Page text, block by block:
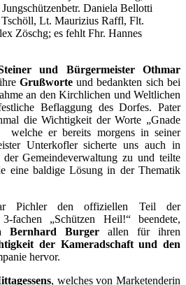
Daniela Bellotti
Tschöll, Lt. Maurizius Raffl, Flt.
Zöschg; es fehlt Fhr. Hannes
und Bürgermeister Othmar
Grußworteund bedankten sich bei
an den Kirchlichen und Weltlichen
Beflaggung des Dorfes. Pater
die Wichtigkeit der Worte „Gnade
er bereits morgens in seiner
Unterkofler sicherte uns auch in
Gemeindeverwaltung zu und teilte
eine baldige Lösung in der Thematik
Pichler den offiziellen Teil der
fachen „Schützen Heil!“ beendete,
Bernhard Burger allen für ihren
der Kameradschaft und den
hervor.
, welches von Marketenderin